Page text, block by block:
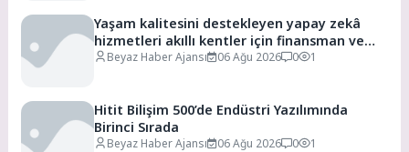
Yaşam kalitesini destekleyen yapay zekâ
hizmetleri akıllı kentler için finansman ve
altyapı kadar önemli
Beyaz Haber Ajansı 06 Ağu 2026 0 1
Hitit Bilişim 500’de Endüstri Yazılımında
Birinci Sırada
Beyaz Haber Ajansı 06 Ağu 2026 0 1